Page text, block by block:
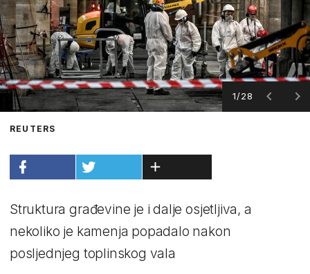
1/28
REUTERS
Struktura građevine je i dalje osjetljiva, a
nekoliko je kamenja popadalo nakon
posljednjeg toplinskog vala